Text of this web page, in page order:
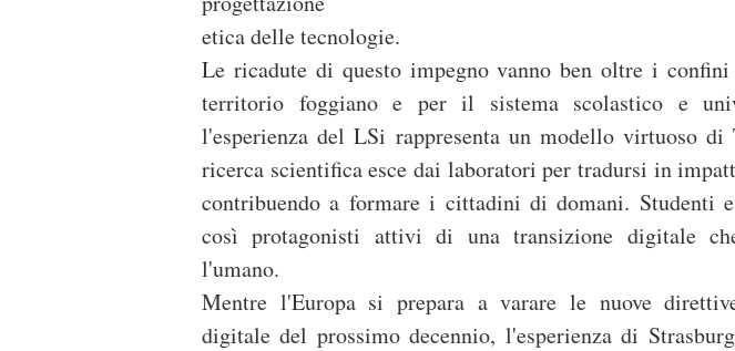
etica delle tecnologie.
Le ricadute di questo impegno vanno ben oltre i
territorio foggiano e per il sistema scolastico e
l'esperienza del LSi rappresenta un modello virtuoso di
ricerca scientifica esce dai laboratori per tradursi in
contribuendo a formare i cittadini di domani. Studenti
così protagonisti attivi di una transizione digitale
l'umano.
Mentre l'Europa si prepara a varare le nuove
digitale del prossimo decennio, l'esperienza di